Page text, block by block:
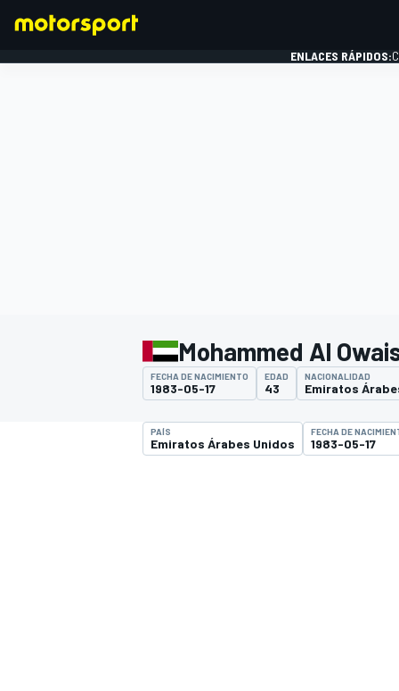
INDYCAR
ENLACES RÁPIDOS:
Mohammed Al
FECHA DE NACIMIENTO
1983-05-17
EDAD
43
NACIONALIDAD
Emiratos
PAÍS
Emiratos Árabes Unidos
FECHA DE
1983-05-17